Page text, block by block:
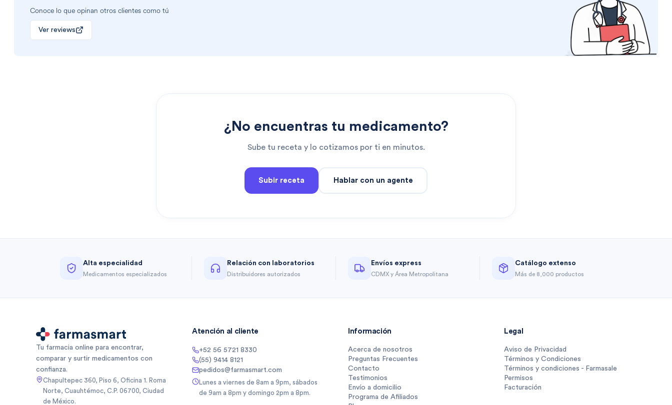
Conoce lo que opinan otros clientes como tú
Ver reviews
¿No encuentras tu medicamento?
Sube tu receta y lo cotizamos por ti en minutos.
Subir receta Hablar con un agente
Alta especialidad
Medicamentos especializados
Relación con laboratorios
Distribuidores autorizados
Envíos express
CDMX y Área Metropolitana
Catálogo extenso
Más de 8,000 productos
Tu farmacia online para encontrar,
comparar y surtir medicamentos con
confianza.
Chapultepec 360, Piso 6, Oficina 1. Roma
Norte, Cuauhtémoc, C.P. 06700, Ciudad
de México.
Atención al cliente
+52 56 5721 8330
(55) 9414 8121
pedidos@farmasmart.com
Lunes a viernes de 8am a 9pm, sábados
de 9am a 8pm y domingo 2pm a 8pm.
Información
Acerca de nosotros
Preguntas Frecuentes
Contacto
Testimonios
Envío a domicilio
Programa de Afiliados
Legal
Aviso de Privacidad
Términos y Condiciones
Términos y condiciones - Farmasale
Permisos
Facturación